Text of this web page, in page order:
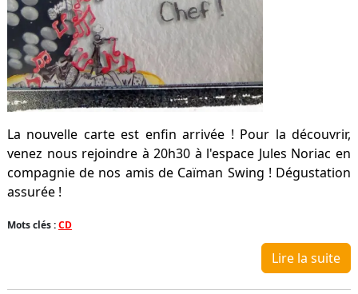
La nouvelle carte est enfin arrivée ! Pour la découvrir,
venez nous rejoindre à 20h30 à l'espace Jules Noriac en
compagnie de nos amis de Caïman Swing ! Dégustation
assurée !
Mots clés :CD
Lire la suite